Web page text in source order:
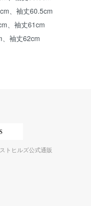
、袖丈60.5cm
、袖丈61cm
袖丈62cm
トヒルズ公式通販